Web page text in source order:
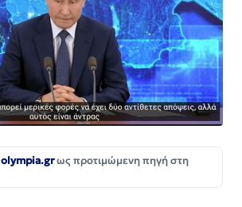
olympia.grως προτιμώμενη πηγή στη